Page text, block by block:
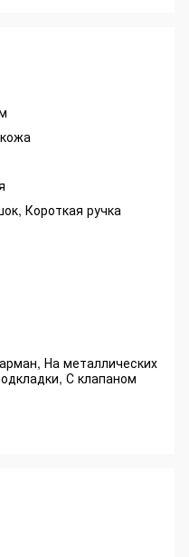
Короткая ручка
На металлических
С клапаном